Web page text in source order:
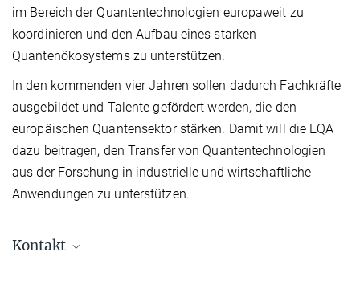
im Bereich der Quantentechnologien europaweit zu
koordinieren und den Aufbau eines starken
Quantenökosystems zu unterstützen.
In den kommenden vier Jahren sollen dadurch Fachkräfte
ausgebildet und Talente gefördert werden, die den
europäischen Quantensektor stärken. Damit will die EQA
dazu beitragen, den Transfer von Quantentechnologien
aus der Forschung in industrielle und wirtschaftliche
Anwendungen zu unterstützen.
Kontakt